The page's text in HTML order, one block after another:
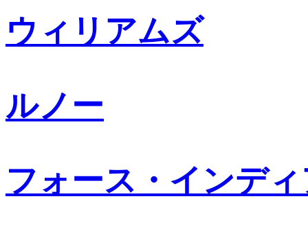
ウィリアムズ
ルノー
フォース・インデ